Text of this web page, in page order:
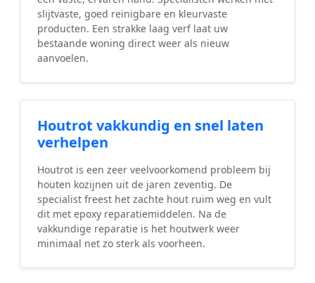
slijtvaste, goed reinigbare en kleurvaste
producten. Een strakke laag verf laat uw
bestaande woning direct weer als nieuw
aanvoelen.
Houtrot vakkundig en snel laten
verhelpen
Houtrot is een zeer veelvoorkomend probleem bij
houten kozijnen uit de jaren zeventig. De
specialist freest het zachte hout ruim weg en vult
dit met epoxy reparatiemiddelen. Na de
vakkundige reparatie is het houtwerk weer
minimaal net zo sterk als voorheen.